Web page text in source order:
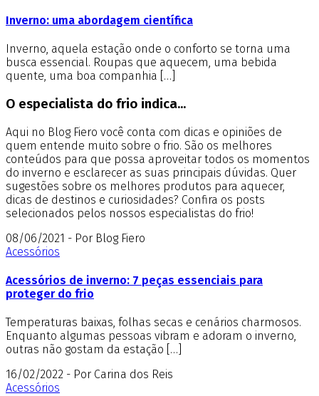
Inverno: uma abordagem científica
Inverno, aquela estação onde o conforto se torna uma
busca essencial. Roupas que aquecem, uma bebida
quente, uma boa companhia […]
O especialista do frio indica...
Aqui no Blog Fiero você conta com dicas e opiniões de
quem entende muito sobre o frio. São os melhores
conteúdos para que possa aproveitar todos os momentos
do inverno e esclarecer as suas principais dúvidas. Quer
sugestões sobre os melhores produtos para aquecer,
dicas de destinos e curiosidades? Confira os posts
selecionados pelos nossos especialistas do frio!
08/06/2021 - Por Blog Fiero
Acessórios
Acessórios de inverno: 7 peças essenciais para
proteger do frio
Temperaturas baixas, folhas secas e cenários charmosos.
Enquanto algumas pessoas vibram e adoram o inverno,
outras não gostam da estação […]
16/02/2022 - Por Carina dos Reis
Acessórios